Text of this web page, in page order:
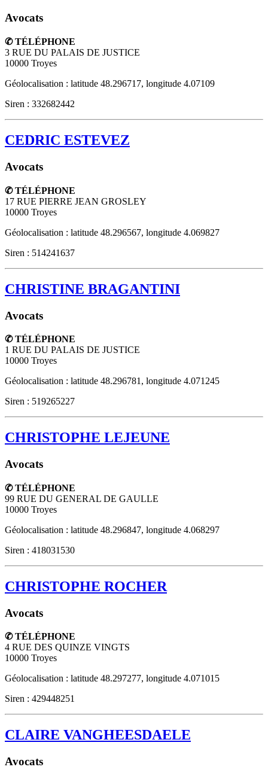
Avocats
✆ TÉLÉPHONE
3 RUE DU PALAIS DE JUSTICE
10000 Troyes
Géolocalisation : latitude 48.296717, longitude 4.07109
Siren : 332682442
CEDRIC ESTEVEZ
Avocats
✆ TÉLÉPHONE
17 RUE PIERRE JEAN GROSLEY
10000 Troyes
Géolocalisation : latitude 48.296567, longitude 4.069827
Siren : 514241637
CHRISTINE BRAGANTINI
Avocats
✆ TÉLÉPHONE
1 RUE DU PALAIS DE JUSTICE
10000 Troyes
Géolocalisation : latitude 48.296781, longitude 4.071245
Siren : 519265227
CHRISTOPHE LEJEUNE
Avocats
✆ TÉLÉPHONE
99 RUE DU GENERAL DE GAULLE
10000 Troyes
Géolocalisation : latitude 48.296847, longitude 4.068297
Siren : 418031530
CHRISTOPHE ROCHER
Avocats
✆ TÉLÉPHONE
4 RUE DES QUINZE VINGTS
10000 Troyes
Géolocalisation : latitude 48.297277, longitude 4.071015
Siren : 429448251
CLAIRE VANGHEESDAELE
Avocats